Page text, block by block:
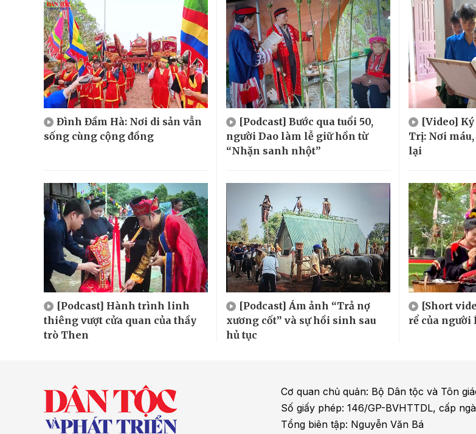
Đình Đầm Hà: Nơi di sản vẫn
sống cùng cộng đồng
[Podcast] Bước qua tuổi 50,
người Dao làm lễ giữ hồn từ
“Nhặn sanh nhột”
[Video]
Trị: Nơi
lại
[Podcast] Hành trình linh
thiêng vượt cửa quan của thầy
trò Then
[Podcast] Ám ảnh “Trả nợ
xương cốt” và sự hồi sinh sau
hủ tục
[Short
rể của người
Cơ quan chủ quản: Bộ Dân tộc và Tôn
Số giấy phép: 146/GP-BVHTTDL, cấp
Tổng biên tập: Nguyễn Văn Bá